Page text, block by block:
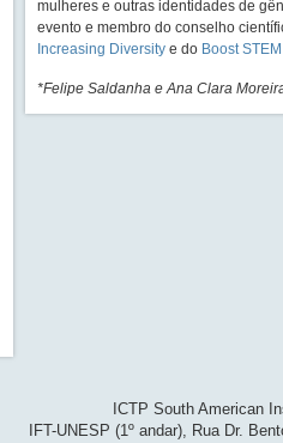
mulheres e outras identidades de
evento e membro do conselho
Increasing Diversity e do Boost STEM
*Felipe Saldanha e Ana Clara
ICTP South American
IFT-UNESP (1º andar), Rua Dr.